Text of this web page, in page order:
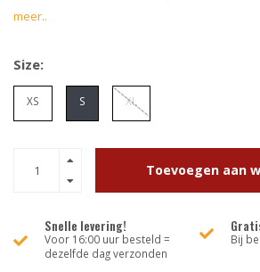
meer..
Size:
XS S XL
Toevoegen aan
Snelle levering!
Voor 16:00 uur besteld =
dezelfde dag verzonden
Bij